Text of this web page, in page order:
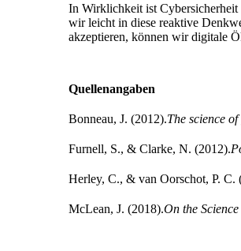
In Wirklichkeit ist
wir leicht in diese reaktive
akzeptieren, können wir digitale
Quellenangaben
Bonneau, J. (2012).The science
Furnell, S., & Clarke, N. (2012).
Herley, C., & van Oorschot, P. C.
McLean, J. (2018).On the S